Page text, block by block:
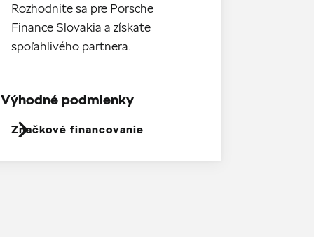
Rozhodnite sa pre Porsche
Finance Slovakia a získate
spoľahlivého partnera.
Značkové financovanie
Výhodné podmienky